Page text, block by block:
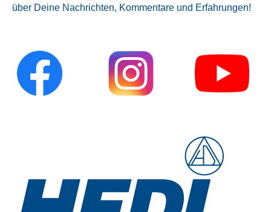
über Deine Nachrichten, Kommentare und Erfahrungen!